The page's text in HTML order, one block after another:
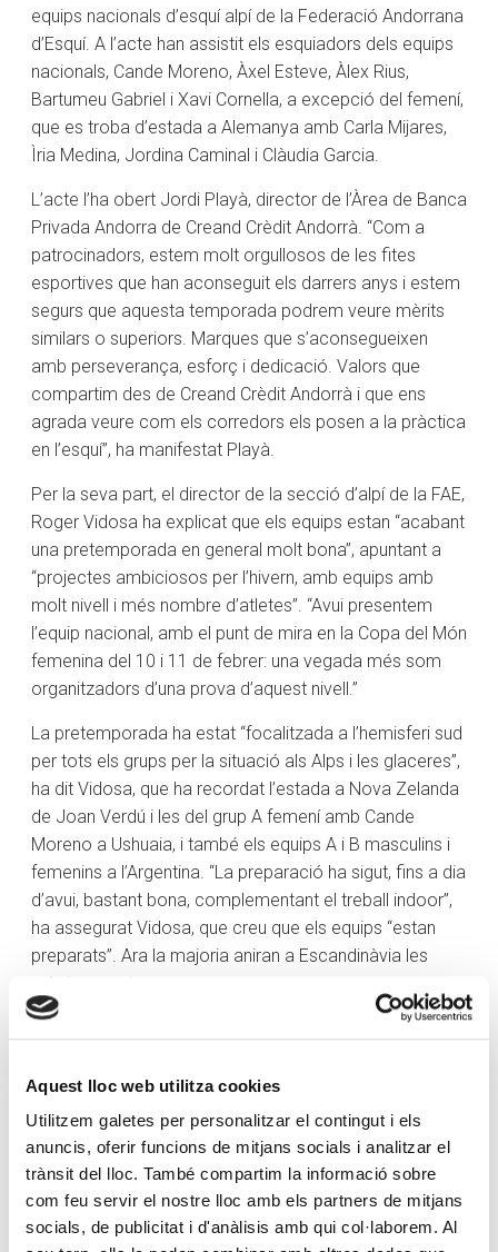
Aquest lloc web utilitza cookies
Utilitzem galetes per personalitzar el contingut i els
anuncis, oferir funcions de mitjans socials i analitzar el
trànsit del lloc. També compartim la informació sobre
com feu servir el nostre lloc amb els partners de mitjans
socials, de publicitat i d'anàlisis amb qui col·laborem. Al
equips nacionals d’esquí alpí de la Federació Andorrana
d’Esquí. A l’acte han assistit els esquiadors dels equips
nacionals, Cande Moreno, Àxel Esteve, Àlex Rius,
Bartumeu Gabriel i Xavi Cornella, a excepció del femení,
que es troba d’estada a Alemanya amb Carla Mijares,
Ìria Medina, Jordina Caminal i Clàudia Garcia.
L’acte l’ha obert Jordi Playà, director de l’Àrea de Banca
Privada Andorra de Creand Crèdit Andorrà. “Com a
patrocinadors, estem molt orgullosos de les fites
esportives que han aconseguit els darrers anys i estem
segurs que aquesta temporada podrem veure mèrits
similars o superiors. Marques que s’aconsegueixen
amb perseverança, esforç i dedicació. Valors que
compartim des de Creand Crèdit Andorrà i que ens
agrada veure com els corredors els posen a la pràctica
en l’esquí”, ha manifestat Playà.
Per la seva part, el director de la secció d’alpí de la FAE,
Roger Vidosa ha explicat que els equips estan “acabant
una pretemporada en general molt bona”, apuntant a
“projectes ambiciosos per l’hivern, amb equips amb
molt nivell i més nombre d’atletes”. “Avui presentem
l’equip nacional, amb el punt de mira en la Copa del Món
femenina del 10 i 11 de febrer: una vegada més som
organitzadors d’una prova d’aquest nivell.”
La pretemporada ha estat “focalitzada a l’hemisferi sud
per tots els grups per la situació als Alps i les glaceres”,
ha dit Vidosa, que ha recordat l’estada a Nova Zelanda
de Joan Verdú i les del grup A femení amb Cande
Moreno a Ushuaia, i també els equips A i B masculins i
femenins a l’Argentina. “La preparació ha sigut, fins a dia
d’avui, bastant bona, complementant el treball indoor”,
ha assegurat Vidosa, que creu que els equips “estan
preparats”. Ara la majoria aniran a Escandinàvia les
pròximes setmanes.
Els objectius són “anar millorant les posicions en Copa
millorar el rànquing de Copa del Món i agafar més punts
en el circuit de descens i supergegant”, mentre que per
la resta de l’equip la idea és “tenir cada cop més
presència en Copa d’Europa i arrancar algun punt entre
el top30”.
Cande Moreno, amb Simon Bastelica: “El nostre